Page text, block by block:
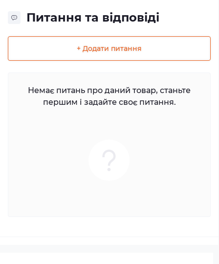
Питання та відповіді
+ Додати питання
Немає питань про даний товар, станьте
першим і задайте своє питання.